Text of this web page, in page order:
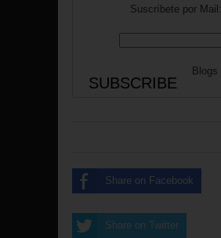
Suscríbete por Mail:
Blogs
Share on Facebook
Share on Twitter